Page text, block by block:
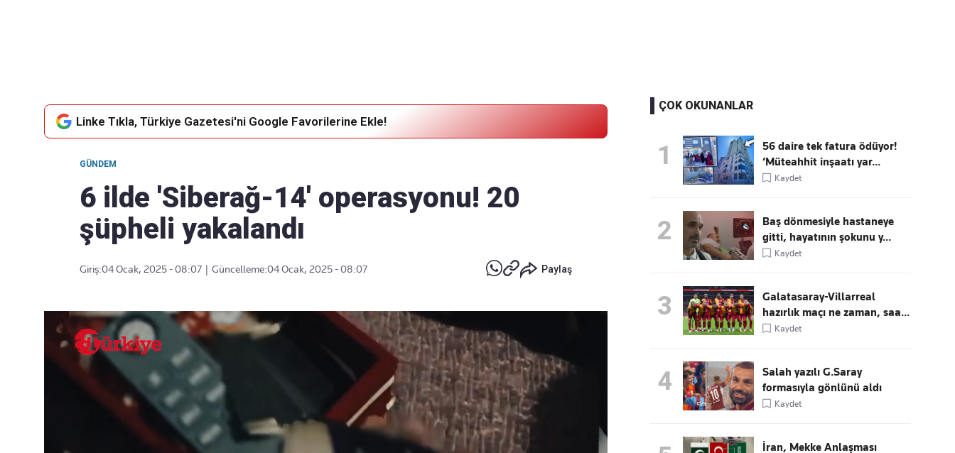
Linke Tıkla, Türkiye Gazetesi'ni Google Favorilerine Ekle!
GÜNDEM
6 ilde 'Siberağ-14' operasyonu! 20
şüpheli yakalandı
Giriş:04 Ocak, 2025 - 08:07 Güncelleme:04 Ocak, 2025 - 08:07 Paylaş
ÇOK OKUNANLAR
1
56 daire tek fatura ödüyor!
‘Müteahhit inşaatı yar...
Kaydet
2
Baş dönmesiyle hastaneye
gitti, hayatının şokunu y...
Kaydet
3
Galatasaray-Villarreal
hazırlık maçı ne zaman, saa...
Kaydet
4
Salah yazılı G.Saray
formasıyla gönlünü aldı
Kaydet
İran, Mekke Anlaşması